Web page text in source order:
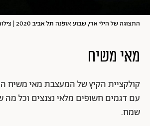
התצוגה של הילי ארי, שבוע אופנה תל אביב 2020 | צילום: גיל חיון
מאי משיח
קולקציית הקיץ של המעצבת מאי משיח
עם דגמים חשופים מלאי נצנצים וכל מה
שמח.